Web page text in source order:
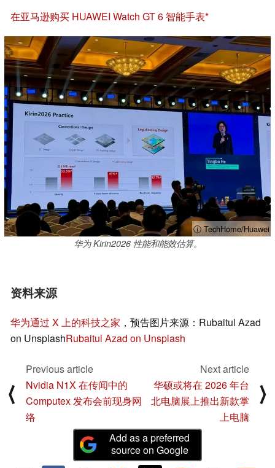
在亚马逊购买 HUAWEI Watch GT 6 智能手表
ⓘ TechHome/Huawei
华为 Kirin2026 性能和能效估算。
资料来源
华为通过 X 上的科技之家 ，预告图片来源：Rubaitul Azad
on UnsplashRubaitul Azad on Unsplash
⟨
Previous article
Nvidia N1X 在传闻中的
Computex 发布会前现身网
络
Next article
华硕或将在 2026 年台
北电脑展上推出新款掌
上电脑
⟩
Add as a preferred
source on Google